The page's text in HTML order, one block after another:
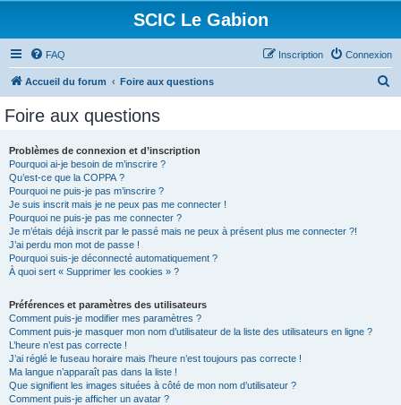
SCIC Le Gabion
FAQ Connexion
Inscription
Accueil du forum Foire aux questions
Foire aux questions
Problèmes de connexion et d’inscription
Pourquoi ai-je besoin de m’inscrire ?
Qu’est-ce que la COPPA ?
Pourquoi ne puis-je pas m’inscrire ?
Je suis inscrit mais je ne peux pas me connecter !
Pourquoi ne puis-je pas me connecter ?
Je m’étais déjà inscrit par le passé mais ne peux à présent plus me connecter ?!
J’ai perdu mon mot de passe !
Pourquoi suis-je déconnecté automatiquement ?
À quoi sert « Supprimer les cookies » ?
Préférences et paramètres des utilisateurs
Comment puis-je modifier mes paramètres ?
Comment puis-je masquer mon nom d’utilisateur de la liste des utilisateurs en ligne ?
L’heure n’est pas correcte !
J’ai réglé le fuseau horaire mais l’heure n’est toujours pas correcte !
Ma langue n’apparaît pas dans la liste !
Que signifient les images situées à côté de mon nom d’utilisateur ?
Comment puis-je afficher un avatar ?